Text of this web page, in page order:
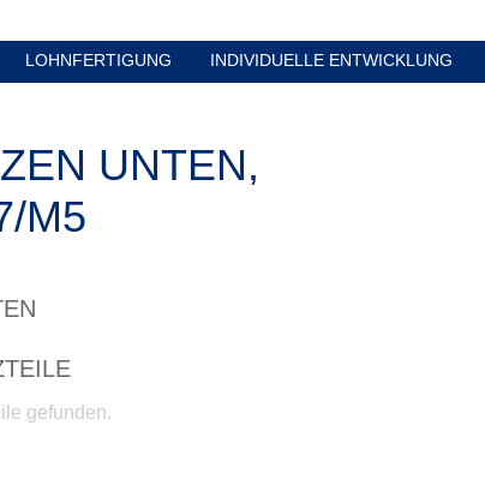
LOHNFERTIGUNG INDIVIDUELLE ENTWICKLUNG
UNTEN,
M5
gefunden.